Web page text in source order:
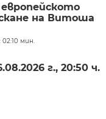
на Витоша
02:10 мин.
г., 20:50 ч.